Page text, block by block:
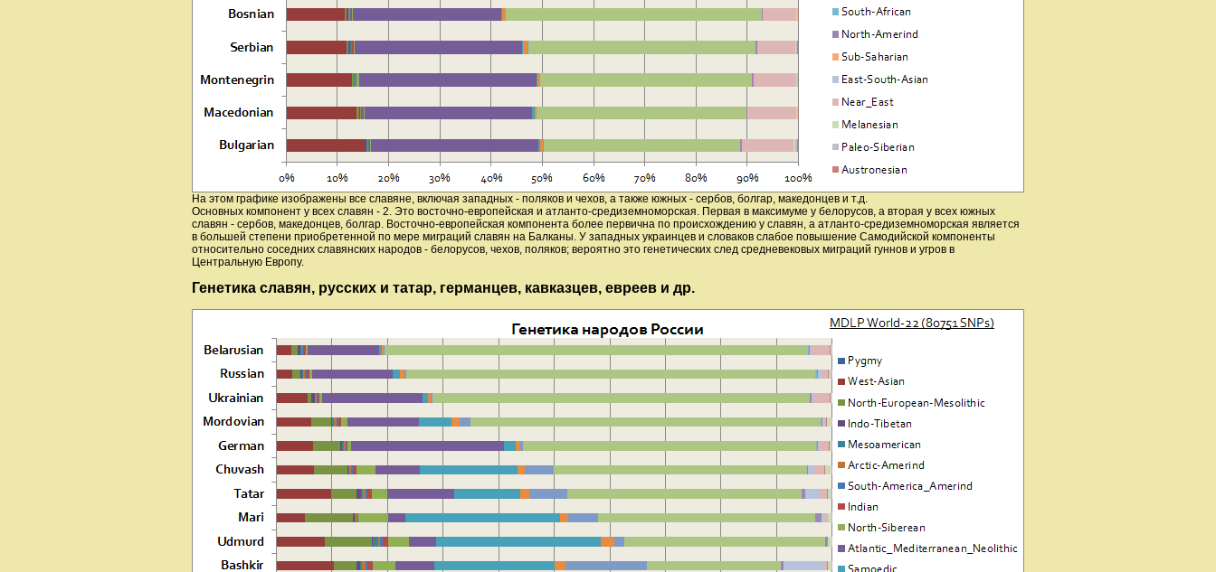
На этом графике изображены все славяне, включая западных - поляков и чехов, а также южных - сербов, болгар, македонцев и т.д.
Основных компонент у всех славян - 2. Это восточно-европейская и атланто-средиземноморская. Первая в максимуме у белорусов, а вторая у всех южных
славян - сербов, македонцев, болгар. Восточно-европейская компонента более первична по происхождению у славян, а атланто-средиземноморская является
в большей степени приобретенной по мере миграций славян на Балканы. У западных украинцев и словаков слабое повышение Самодийской компоненты
относительно соседних славянских народов - белорусов, чехов, поляков; вероятно это генетических след средневековых миграций гуннов и угров в
Центральную Европу.
Генетика славян, русских и татар, германцев, кавказцев, евреев и др.